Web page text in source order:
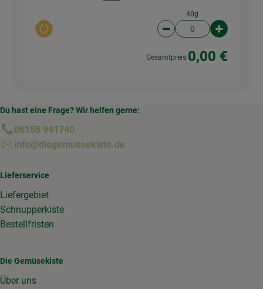
Auswahl ändern
40g
Artikelanzahl
Gesamtpreis:0,00 €
Du hast eine Frage? Wir helfen gerne:
06158 941740
info@diegemuesekiste.de
Lieferservice
Liefergebiet
Schnupperkiste
Bestellfristen
Die Gemüsekiste
Über uns